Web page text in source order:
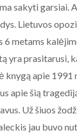
sakyti
Lietuvos
6 metams
prasitarusi,
knygą apie
apie šią
Už šiuos
jau buvo